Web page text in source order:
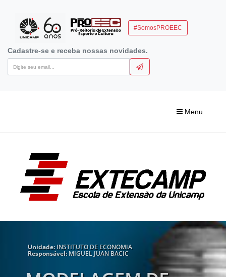
#SomosPROEEC
Cadastre-se e receba nossas novidades.
Menu
Unidade:INSTITUTO DE ECONOMIA
Responsável:MIGUEL JUAN BACIC